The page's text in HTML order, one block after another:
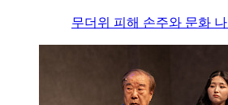
무더위 피해 손주와 문화